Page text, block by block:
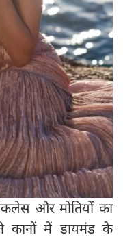
और मोतियों का
कानों में डायमंड के